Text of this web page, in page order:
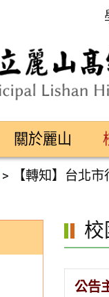
關於麗山
> 【轉知】台北
公告